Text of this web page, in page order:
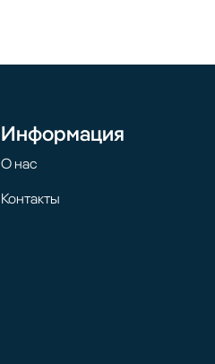
Информация
О нас
Контакты